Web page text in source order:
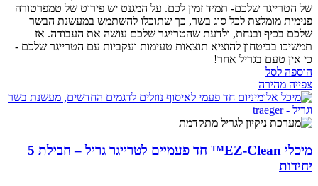
של הטרייגר שלכם- תמיד זמין לכם. על המגנט יש פירוט של טמפרטורה
פנימית מומלצת לכל סוג בשר, כך שתוכלו להשתמש במעשנת הבשר
שלכם בכיף ובנחת, ולדעת שהטרייגר שלכם עושה את העבודה. אז
תמשיכו בביטחון להוציא תוצאות טעימות ועקביות עם הטרייגר שלכם -
כי אין טעם בגריל אחר!
הוספה לסל
צפייה מהירה
מיכלי EZ-Clean™ חד פעמיים לטרייגר גריל – חבילת 5
יחידות